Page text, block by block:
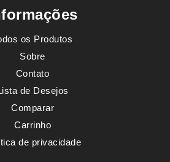
os Produtos
Sobre
Contato
de Desejos
Comparar
Carrinho
de privacidade